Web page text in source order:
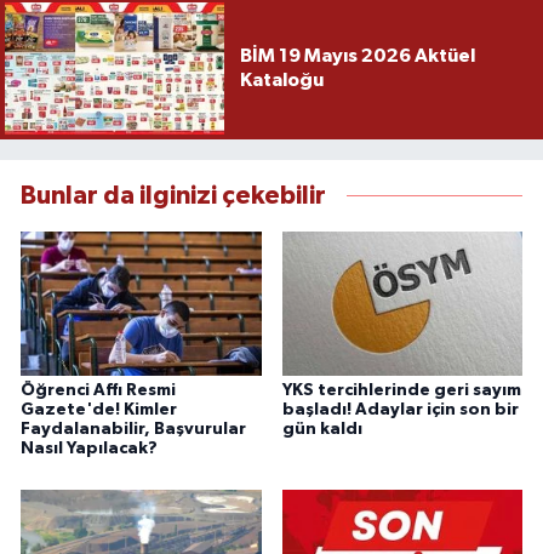
BİM 19 Mayıs 2026 Aktüel
Kataloğu
Bunlar da ilginizi çekebilir
Öğrenci Affı Resmi
Gazete'de! Kimler
Faydalanabilir, Başvurular
Nasıl Yapılacak?
YKS tercihlerinde geri sayım
başladı! Adaylar için son bir
gün kaldı